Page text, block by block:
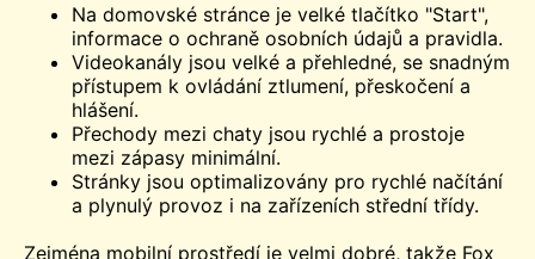
Na domovské stránce je velké tlačítko "Start",
informace o ochraně osobních údajů a pravidla.
Videokanály jsou velké a přehledné, se snadným
přístupem k ovládání ztlumení, přeskočení a
hlášení.
Přechody mezi chaty jsou rychlé a prostoje
mezi zápasy minimální.
Stránky jsou optimalizovány pro rychlé načítání
a plynulý provoz i na zařízeních střední třídy.
Zejména mobilní prostředí je velmi dobré, takže Fox